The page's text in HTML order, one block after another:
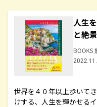
人生
と絶
BOOKS
世界を４０年以上歩いて
けする、人生を輝かせる